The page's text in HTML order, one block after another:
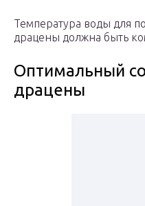
Температура воды для
драцены должна быть
Оптимальный
драцены